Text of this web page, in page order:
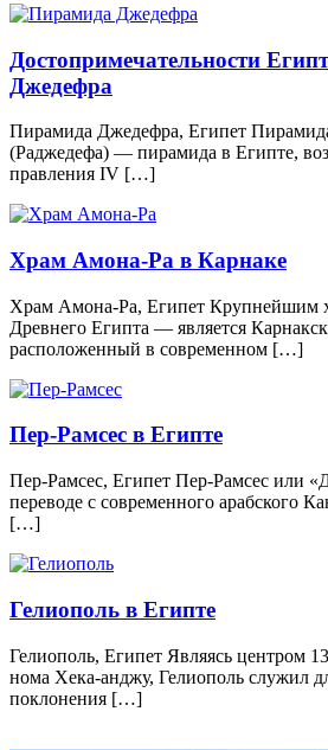
Достопримечательности
Джедефра
Пирамида Джедефра, Египет
(Раджедефа) — пирамида в Египте,
правления IV […]
Храм Амона-Ра в Карнаке
Храм Амона-Ра, Египет Крупнейшим
Древнего Египта — является
расположенный в современном […]
Пер-Рамсес в Египте
Пер-Рамсес, Египет Пер-Рамсес или
переводе с современного арабского
[…]
Гелиополь в Египте
Гелиополь, Египет Являясь центром
нома Хека-анджу, Гелиополь служил
поклонения […]